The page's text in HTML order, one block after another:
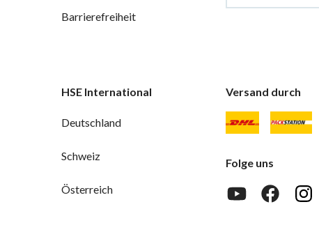
Barrierefreiheit
HSE International
Deutschland
Schweiz
Österreich
Versand durch
Folge uns